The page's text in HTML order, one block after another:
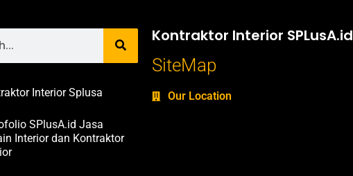
Interior Splusa
SPlusA.id Jasa
Interior dan Kontraktor
Kontraktor Interior SPLusA.id
SiteMap
Our Location